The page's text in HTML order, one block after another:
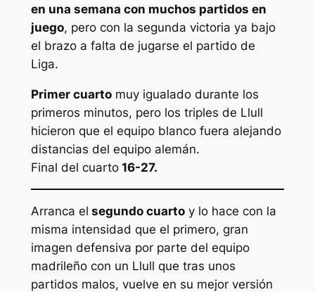
en una semana con muchos partidos en
juego, pero con la segunda victoria ya bajo
el brazo a falta de jugarse el partido de
Liga.
Primer cuartomuy igualado durante los
primeros minutos, pero los triples de Llull
hicieron que el equipo blanco fuera alejando
distancias del equipo alemán.
Final del cuarto16-27.
Arranca el segundo cuartoy lo hace con la
misma intensidad que el primero, gran
imagen defensiva por parte del equipo
madrileño con un Llull que tras unos
partidos malos, vuelve en su mejor versión